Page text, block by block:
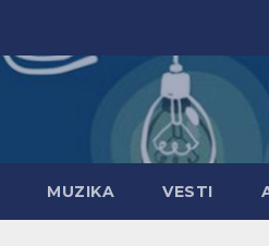
MUZIKA VESTI